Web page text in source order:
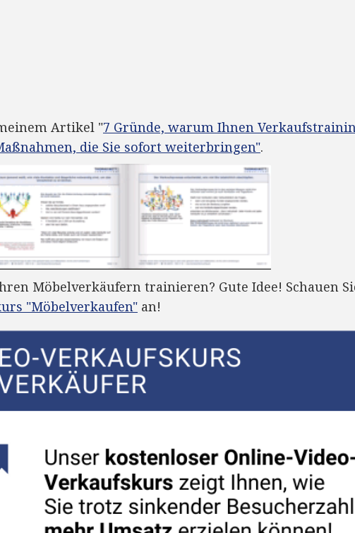
Artikel "7 Gründe, warum Ihnen
die Sie sofort weiterbringen".
Möbelverkäufern trainieren? Gute Idee! Schauen
"Möbelverkaufen" an!